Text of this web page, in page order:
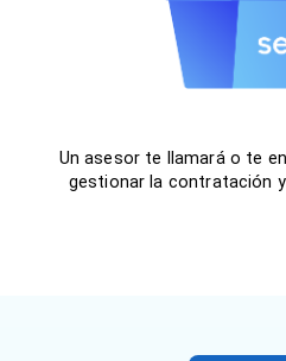
Un asesor te llamará o te
gestionar la contratación